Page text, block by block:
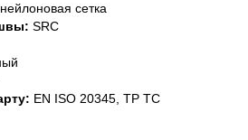
нейлоновая сетка
SRC
EN ISO 20345, TP TC